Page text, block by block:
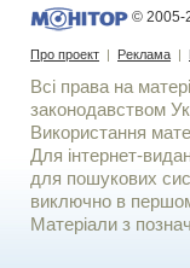
© 2005-
Про проект | Реклама |
Всі права на
законодавством
Використання
Для iнтернет-
для пошукових
виключно в
Матеріали з